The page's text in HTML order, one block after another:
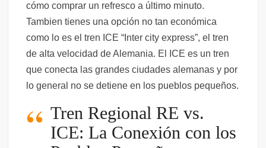
cómo comprar un refresco a último minuto.
Tambien tienes una opción no tan económica
como lo es el tren ICE “Inter city express”, el tren
de alta velocidad de Alemania. El ICE es un tren
que conecta las grandes ciudades alemanas y por
lo general no se detiene en los pueblos pequeños.
Tren Regional RE vs.
ICE: La Conexión con los